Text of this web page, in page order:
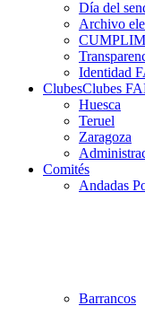
Día del
Archivo
Identidad
ClubesClubes
Huesca
Teruel
Zaragoza
Comités
Andadas
Barrancos